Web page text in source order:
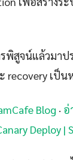
สูจน์แล้วมาป
recovery เป็น
Blog · อ่
Deploy |